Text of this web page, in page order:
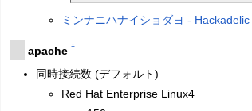
ミンナニハナイショダヨ -
apache †
同時接続数 (デフォルト)
Red Hat Enterprise Linux4